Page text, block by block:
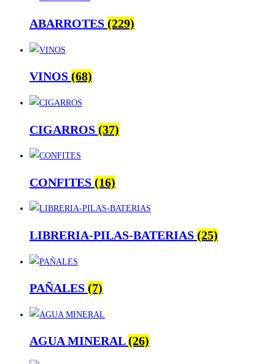
ABARROTES (229)
VINOS (68)
CIGARROS (37)
CONFITES (16)
LIBRERIA-PILAS-BATERIAS (25)
PAÑALES (7)
AGUA MINERAL(26)